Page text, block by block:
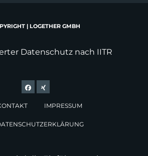
| LOGETHER GMBH
IMPRESSUM